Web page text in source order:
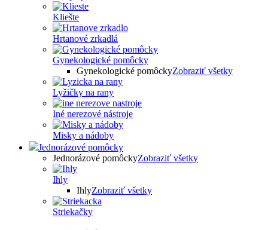
Kliešte
Hrtanové zrkadlá
Gynekologické pomôcky
Gynekologické pomôckyZobraziť všetky
Lyžičky na rany
Iné nerezové nástroje
Misky a nádoby
Jednorázové pomôcky
Jednorázové pomôckyZobraziť všetky
Ihly
IhlyZobraziť všetky
Striekačky